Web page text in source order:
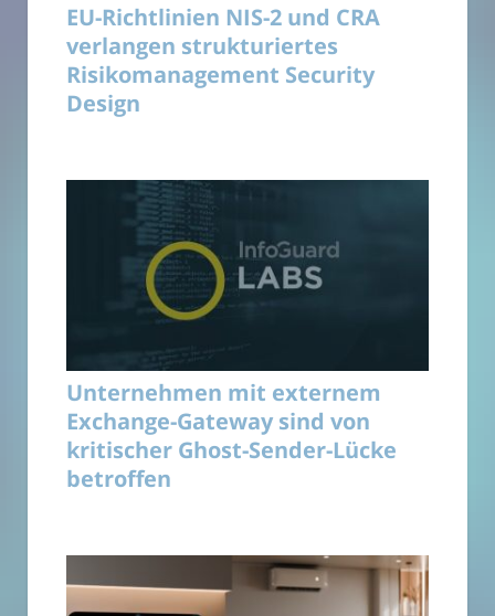
EU-Richtlinien NIS-2 und CRA
verlangen strukturiertes
Risikomanagement Security
Design
Unternehmen mit externem
Exchange-Gateway sind von
kritischer Ghost-Sender-Lücke
betroffen